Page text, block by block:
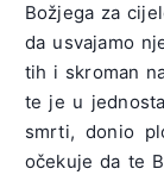
Božjega za
da usvajamo
tih i skroman
te je u
smrti, donio
očekuje da te